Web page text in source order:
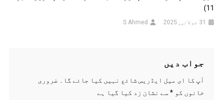
11)
31 جولائی, 2025 S Ahmed
جواب دیں
آپ کا ای میل ایڈریس شائع نہیں کیا جائے گا۔
ضروری
خانوں کو *سے نشان زد کیا گیا ہے